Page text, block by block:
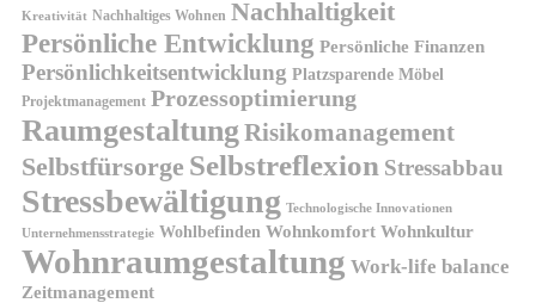
Kreativität Nachhaltiges Wohnen Nachhaltigkeit
Persönliche Entwicklung Persönliche Finanzen
Persönlichkeitsentwicklung Platzsparende Möbel
Projektmanagement Prozessoptimierung
Raumgestaltung Risikomanagement
Selbstfürsorge Selbstreflexion Stressabbau
Stressbewältigung Technologische Innovationen
Unternehmensstrategie Wohlbefinden Wohnkomfort Wohnkultur
Wohnraumgestaltung Work-life balance
Zeitmanagement